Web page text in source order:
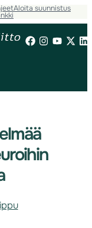
Aloita suunnistus